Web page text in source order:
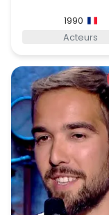
1990
Acteurs